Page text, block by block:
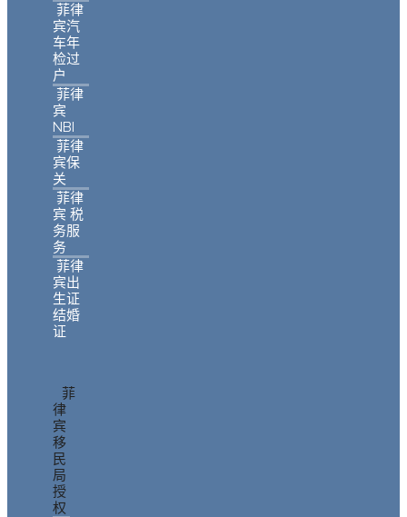
菲律
宾汽
车年
检过
户
菲律
宾
NBI
菲律
宾保
关
菲律
宾 税
务服
务
菲律
宾出
生证
结婚
证
菲
律
宾
移
民
局
授
权